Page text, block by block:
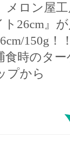
メロン屋
ト26cm』
150g！
食時のタ
プから